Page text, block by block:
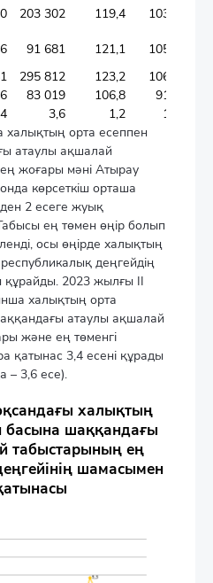
203 302 119,4
103,5
91 681 121,1
105,1
295 812 123,2
106,9
83 019 106,8
91,0
3,6 1,2
1,2
орта есеппен
атаулы ақшалай
жоғары мәні Атырау
көрсеткіш орташа
2 есеге жуық
ең төмен өңір болып
осы өңірде халықтың
деңгейдің
2023 жылғы II
халықтың орта
атаулы ақшалай
және ең төменгі
қатынас 3,4 есені құрады
– 3,6 есе).
халықтың
басына шаққандағы
табыстарының ең
шамасымен